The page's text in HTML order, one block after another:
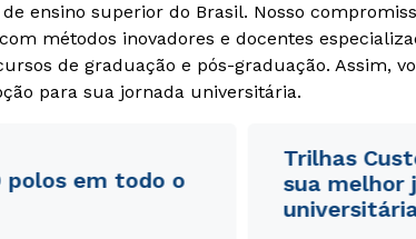
ensino superior do Brasil. Nosso
métodos inovadores e docentes
de graduação e pós-graduação. Assim,
para sua jornada universitária.
polos em todo o
Trilhas
sua melhor